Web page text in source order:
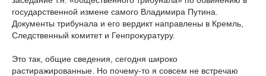
государственной измене самого Владимира Путина.
Документы трибунала и его вердикт направлены в Кремль,
Следственный комитет и Генпрокуратуру.
Это так, общие сведения, сегодня широко
растиражированные. Но почему-то я совсем не встречаю